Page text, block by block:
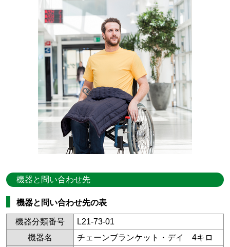
機器と問い合わせ先
機器と問い合わせ先の表
機器分類番号
L21-73-01
機器名
チェーンブランケット・デイ 4キロ